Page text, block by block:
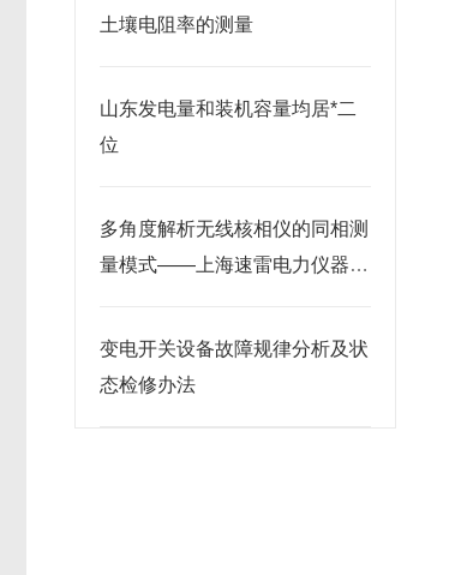
土壤电阻率的测量
山东发电量和装机容量均居*二
位
多角度解析无线核相仪的同相测
量模式——上海速雷电力仪器技
变电开关设备故障规律分析及状
态检修办法